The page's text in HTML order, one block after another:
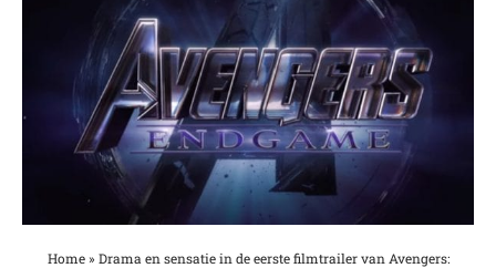
Home» Drama en sensatie in de eerste filmtrailer van Avengers: